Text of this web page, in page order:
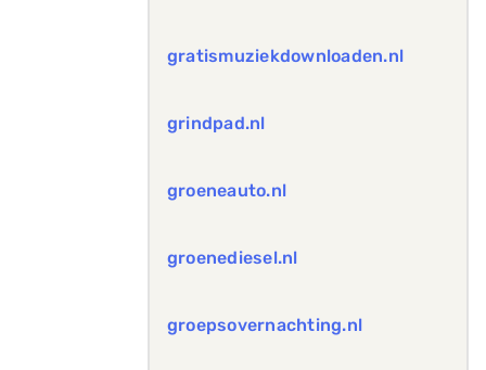
gratismuziekdownloaden.nl
grindpad.nl
groeneauto.nl
groenediesel.nl
groepsovernachting.nl